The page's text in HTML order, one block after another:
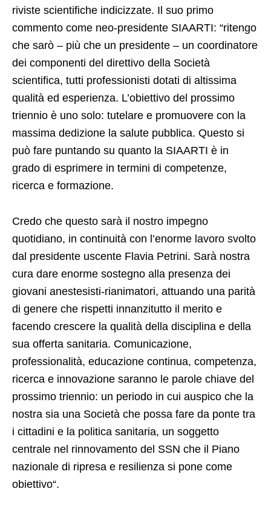
riviste scientifiche indicizzate. Il suo primo
commento come neo-presidente SIAARTI: “ritengo
che sarò – più che un presidente – un coordinatore
dei componenti del direttivo della Società
scientifica, tutti professionisti dotati di altissima
qualità ed esperienza. L’obiettivo del prossimo
triennio è uno solo: tutelare e promuovere con la
massima dedizione la salute pubblica. Questo si
può fare puntando su quanto la SIAARTI è in
grado di esprimere in termini di competenze,
ricerca e formazione.
Credo che questo sarà il nostro impegno
quotidiano, in continuità con l’enorme lavoro svolto
dal presidente uscente Flavia Petrini. Sarà nostra
cura dare enorme sostegno alla presenza dei
giovani anestesisti-rianimatori, attuando una parità
di genere che rispetti innanzitutto il merito e
facendo crescere la qualità della disciplina e della
sua offerta sanitaria. Comunicazione,
professionalità, educazione continua, competenza,
ricerca e innovazione saranno le parole chiave del
prossimo triennio: un periodo in cui auspico che la
nostra sia una Società che possa fare da ponte tra
i cittadini e la politica sanitaria, un soggetto
centrale nel rinnovamento del SSN che il Piano
nazionale di ripresa e resilienza si pone come
obiettivo“.